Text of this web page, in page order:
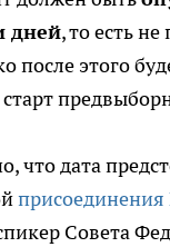
дней, то есть
после этого
что дата
Совета